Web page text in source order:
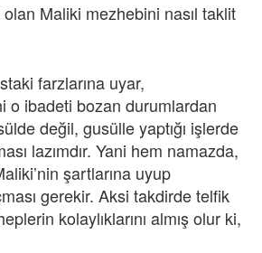
Maliki mezhebini nasıl taklit
farzlarına uyar,
o ibadeti bozan durumlardan
değil, gusülle yaptığı işlerde
lazımdır. Yani hem namazda,
şartlarına uyup
gerekir. Aksi takdirde telfik
kolaylıklarını almış olur ki,